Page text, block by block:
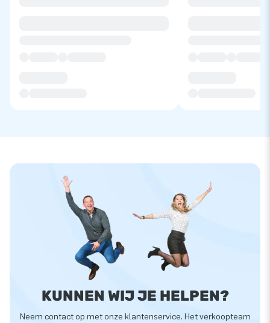
KUNNEN WIJ JE HELPEN?
Neem contact op met onze klantenservice. Het verkoopteam